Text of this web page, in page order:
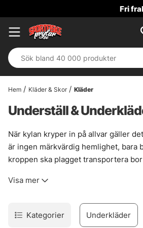
Fri frakt över
Hem Kläder & Skor Kläder
Underställ &
När kylan kryper in på allvar gäller
är ingen märkvärdig hemlighet, bara
kroppen ska plagget transportera
eller ull gör jobbet väl. Bomull? Nej,
För mellanlagret handlar det om att
luft. Ju mer luft som fångas i plagget,
Visa mer
Kategorier Underkläder